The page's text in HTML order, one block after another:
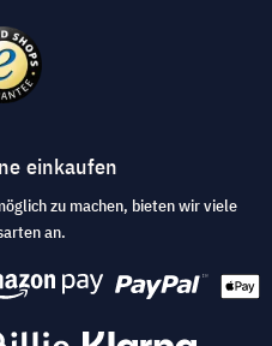
einkaufen
zu machen, bieten wir viele
an.